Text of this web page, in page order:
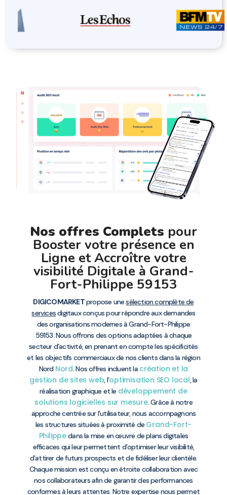
Nos offres Complets pour
Booster votre présence en
Ligne et Accroître votre
visibilité Digitale à Grand-
Fort-Philippe 59153
DIGICOMARKETpropose unesélection complète de
servicesdigitaux conçus pour répondre aux demandes
des organisations modernes à Grand-Fort-Philippe
59153. Nous offrons des options adaptées à chaque
secteur d’activité, en prenant en compte les spécificités
et les objectifs commerciaux de nos clients dans la région
Nord Nord. Nos offres incluent la création et la
gestion de sites web, l’optimisation SEO local, la
réalisation graphique et le développement de
solutions logicielles sur mesure. Grâce à notre
approche centrée sur l’utilisateur, nous accompagnons
les structures situées à proximité de Grand-Fort-
Philippedans la mise en œuvre de plans digitales
efficaces qui leur permettent d’optimiser leur visibilité,
d’attirer de futurs prospects et de fidéliser leur clientèle.
Chaque mission est conçu en étroite collaboration avec
nos collaborateurs afin de garantir des performances
conformes à leurs attentes. Notre expertise nous permet